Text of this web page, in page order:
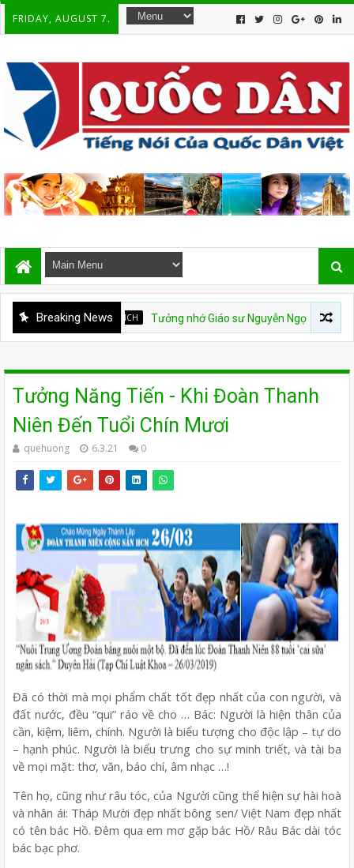
FRIDAY, AUGUST 7.
Breaking News
VNCH Tưởng nhớ Giáo sư Nguyễn Ngọc Huy
Tưởng Năng Tiến - Khi Đoàn Thanh
Niên Đến Tuổi Chín Mươi
quehuong 6.3.21 0
Đã có thời mà mọi phẩm chất tốt đẹp nhất của con người, và
đất nước, đều “qui” ráo về cho … Bác: Người là hiện thân của
cần, kiệm, liêm, chính. Người là biểu tượng cho độc lập – tự do
– hạnh phúc. Người là biểu trưng cho sự minh triết, và tài ba
về mọi mặt: thơ, văn, báo chí, âm nhạc …!
Tên họ, cũng như râu tóc, của Người cũng thể hiện sự hài hoà
và nhân ái: Tháp Mười đẹp nhất bông sen/ Việt Nam đẹp nhất
có tên bác Hồ. Đêm qua em mơ gặp bác Hồ/ Râu Bác dài tóc
bác bạc phơ.